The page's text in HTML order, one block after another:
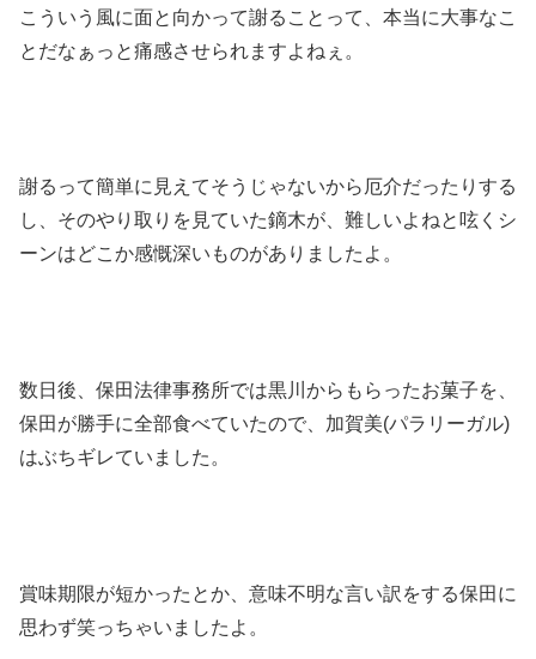
こういう風に面と向かって謝ることって、本当に大事なこ
とだなぁっと痛感させられますよねぇ。
謝るって簡単に見えてそうじゃないから厄介だったりする
し、そのやり取りを見ていた鏑木が、難しいよねと呟くシ
ーンはどこか感慨深いものがありましたよ。
数日後、保田法律事務所では黒川からもらったお菓子を、
保田が勝手に全部食べていたので、加賀美(パラリーガル)
はぶちギレていました。
賞味期限が短かったとか、意味不明な言い訳をする保田に
思わず笑っちゃいましたよ。